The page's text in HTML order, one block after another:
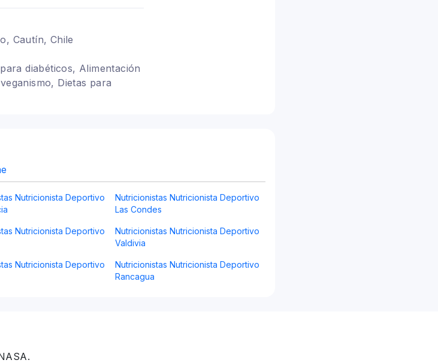
Cautín, Chile
diabéticos, Alimentación
Dietas para
Nutricionista Deportivo
Nutricionistas Nutricionista Deportivo
Las Condes
Nutricionista Deportivo
Nutricionistas Nutricionista Deportivo
Valdivia
Nutricionista Deportivo
Nutricionistas Nutricionista Deportivo
Rancagua